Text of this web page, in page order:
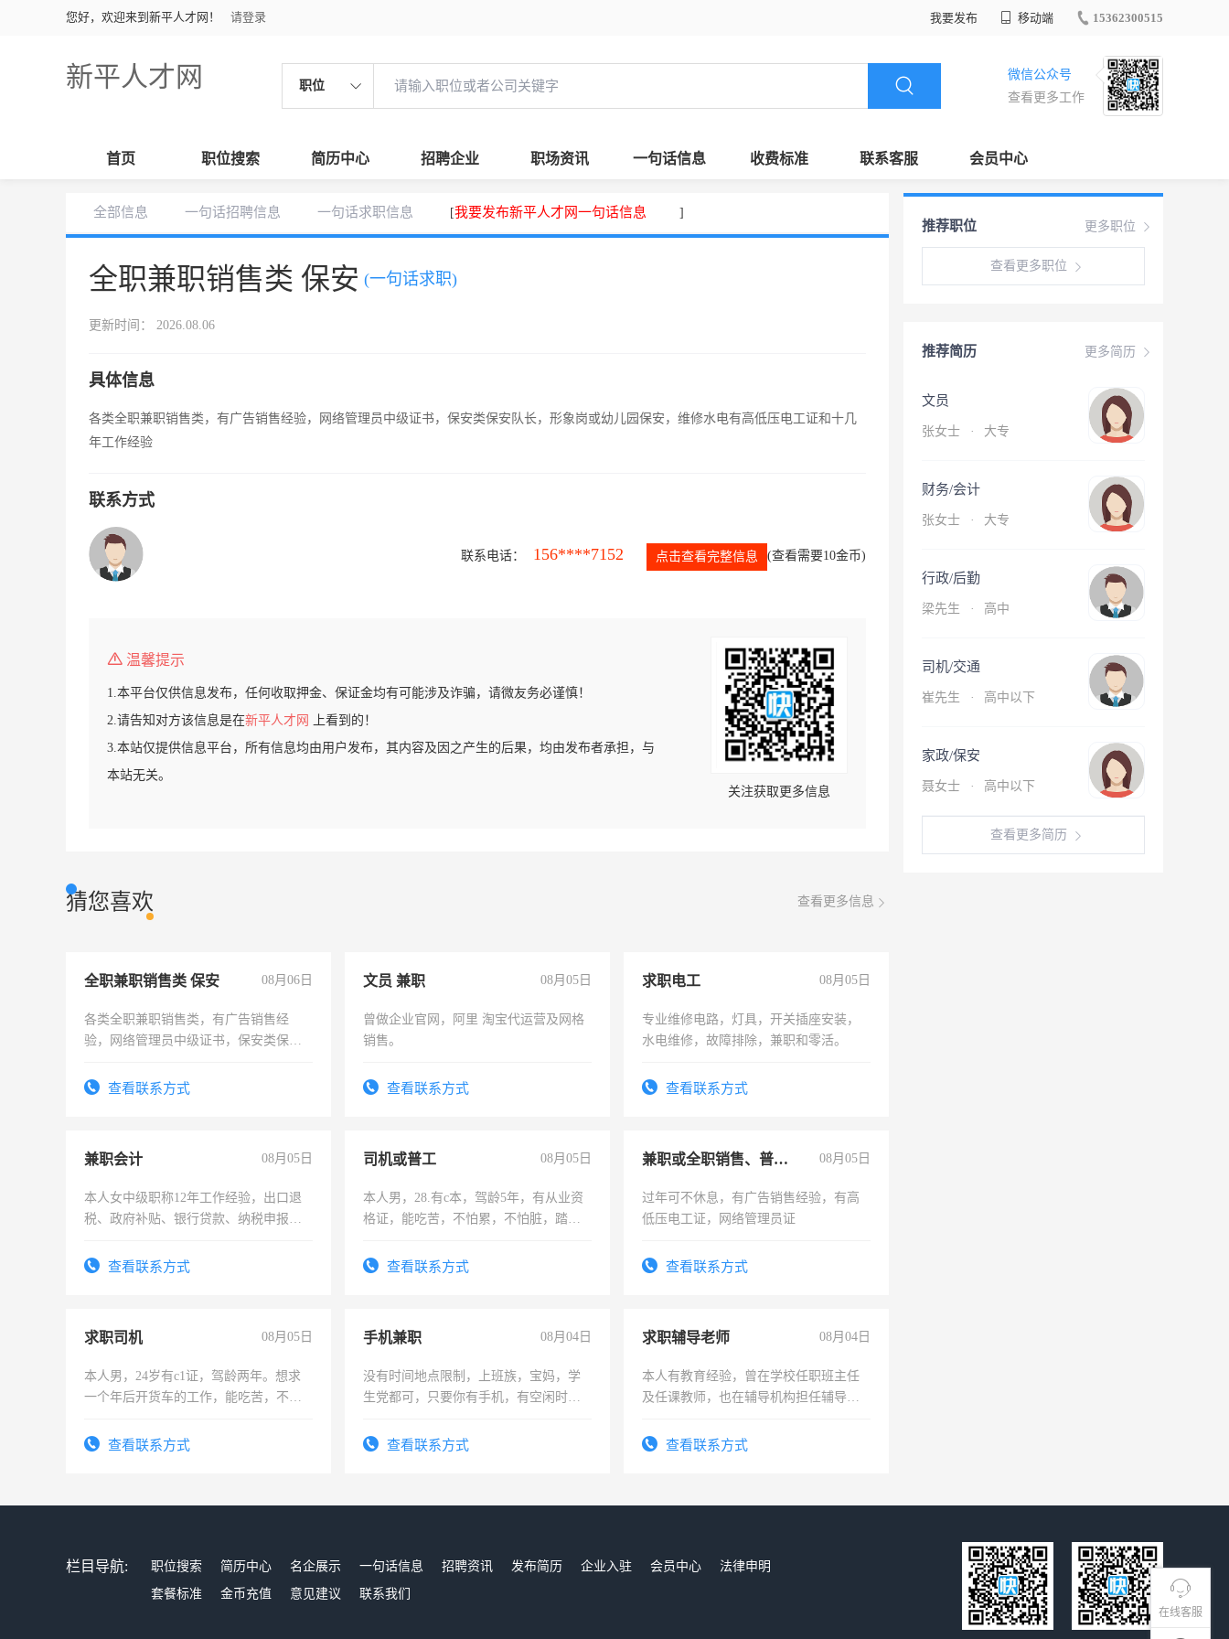
您好，欢迎来到新平人才网！ 请登录 我要发布 移动端 15362300515
新平人才网 职位
微信公众号
查看更多工作
首页 职位搜索 简历中心 招聘企业 职场资讯 一句话信息 收费标准 联系客服 会员中心
在线客服
全部信息 一句话招聘信息 一句话求职信息 [我要发布新平人才网一句话信息 ]
全职兼职销售类 保安 (一句话求职)
更新时间： 2026.08.06
具体信息
各类全职兼职销售类，有广告销售经验，网络管理员中级证书，保安类保安队长，形象岗或幼儿园保安，维修水电有高低压电工证和十几
年工作经验
联系方式
联系电话： 156****7152 点击查看完整信息 (查看需要10金币)
温馨提示
1.本平台仅供信息发布，任何收取押金、保证金均有可能涉及诈骗，请微友务必谨慎！
2.请告知对方该信息是在新平人才网
上看到的！
3.本站仅提供信息平台，所有信息均由用户发布，其内容及因之产生的后果，均由发布者承担，与
本站无关。
关注获取更多信息
猜您喜欢 查看更多信息
全职兼职销售类 保安 08月06日
各类全职兼职销售类，有广告销售经
验，网络管理员中级证书，保安类保安
有高低压电工证和十几年工作经验
查看联系方式
文员 兼职 08月05日
曾做企业官网，阿里 淘宝代运营及网格
销售。
查看联系方式
求职电工 08月05日
专业维修电路，灯具，开关插座安装，
水电维修，故障排除，兼职和零活。
查看联系方式
兼职会计 08月05日
本人女中级职称12年工作经验，出口退
税、政府补贴、银行贷款、纳税申报、
务，财务咨询等业务。欲求兼职会计工
查看联系方式
司机或普工 08月05日
本人男，28.有c本，驾龄5年，有从业资
格证，能吃苦，不怕累，不怕脏，踏
查看联系方式
兼职或全职销售、普工、维修 08月05日
过年可不休息，有广告销售经验，有高
低压电工证，网络管理员证
查看联系方式
求职司机 08月05日
本人男，24岁有c1证，驾龄两年。想求
一个年后开货车的工作，能吃苦，不怕
查看联系方式
手机兼职 08月04日
没有时间地点限制，上班族，宝妈，学
生党都可，只要你有手机，有空闲时
勤快的四五十，每天挣零花钱没问题！
查看联系方式
求职辅导老师 08月04日
本人有教育经验，曾在学校任职班主任
及任课教师，也在辅导机构担任辅导教
查看联系方式
更多职位
推荐职位
查看更多职位
更多简历
推荐简历
文员
张女士 · 大专
财务/会计
张女士 · 大专
行政/后勤
梁先生 · 高中
司机/交通
崔先生 · 高中以下
家政/保安
聂女士 · 高中以下
查看更多简历
栏目导航: 职位搜索 简历中心 名企展示 一句话信息 招聘资讯 发布简历 企业入驻 会员中心
法律申明
套餐标准
金币充值 意见建议 联系我们